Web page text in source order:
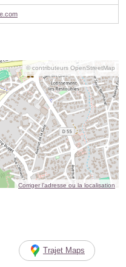
© contributeurs OpenStreetMap
Corriger l’adresse ou la localisation
Trajet Maps